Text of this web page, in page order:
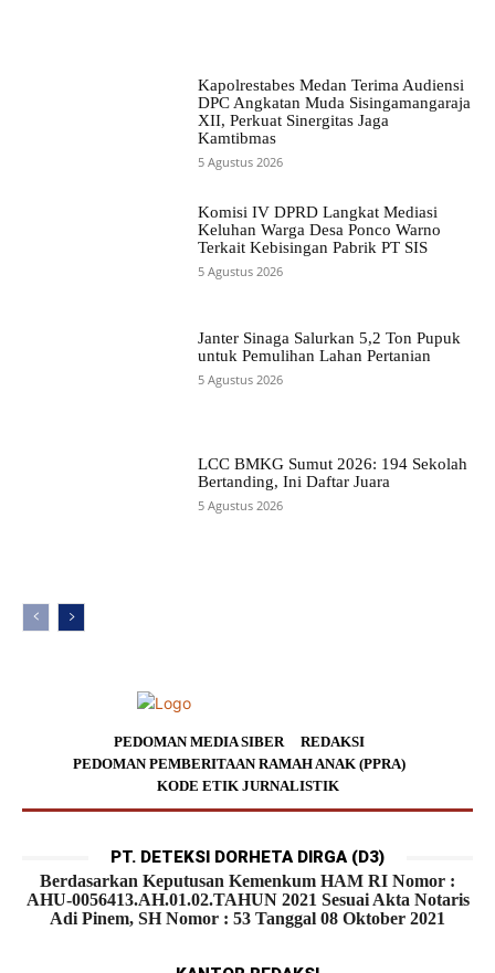
Kapolrestabes Medan Terima Audiensi
DPC Angkatan Muda Sisingamangaraja
XII, Perkuat Sinergitas Jaga
Kamtibmas
5 Agustus 2026
Komisi IV DPRD Langkat Mediasi
Keluhan Warga Desa Ponco Warno
Terkait Kebisingan Pabrik PT SIS
5 Agustus 2026
Janter Sinaga Salurkan 5,2 Ton Pupuk
untuk Pemulihan Lahan Pertanian
5 Agustus 2026
LCC BMKG Sumut 2026: 194 Sekolah
Bertanding, Ini Daftar Juara
5 Agustus 2026
PEDOMAN MEDIA SIBER
REDAKSI
PEDOMAN PEMBERITAAN RAMAH ANAK (PPRA)
KODE ETIK JURNALISTIK
PT. DETEKSI DORHETA DIRGA (D3)
Berdasarkan Keputusan Kemenkum HAM RI Nomor :
AHU-0056413.AH.01.02.TAHUN 2021 Sesuai Akta Notaris
Adi Pinem, SH Nomor : 53 Tanggal 08 Oktober 2021